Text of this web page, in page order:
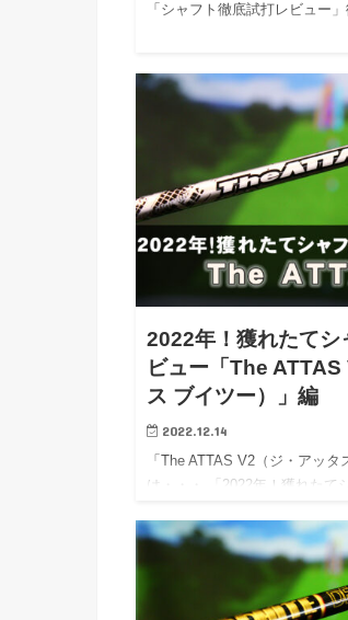
「シャフト徹底試打レビュー
2022年！獲れたてシ
ビュー「The
ス ブイツー）」編
2022.12.14
「The ATTAS V2（ジ・アッタ
は・・・ 「2022年！獲れたて